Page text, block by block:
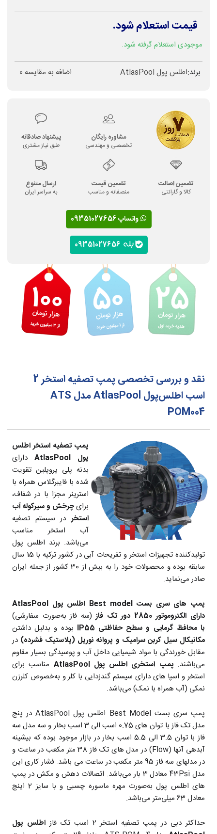
قیمت استعلام شود.
موجودی استعلام گرفته شود.
برند:اطلس پول AtlasPool اضافه به مقایسه 0
مشاوره رایگان
تخصصی و مهندسی
پیشنهاد صادقانه
طبق نیاز مشتری
تضمین اصالت
کالا و گارانتی
تضمین قیمت
منصفانه و مناسب
ارسال متنوع
به سراسر ایران
واتساپ 09351027656
نقد و بررسی تخصصی پمپ تصفیه استخر 2
اسب اطلس‌پول AtlasPool مدل ATS
POM004
پمپ تصفیه استخر اطلس
پول AtlasPool
دارای
بدنه پلی پروپلین تقویت
شده با فایبرگلاس همراه با
استرینر مجزا با در شفاف،
برایچرخش و سیرکوله آب
استخردر سیستم تصفیه
آب استخر مناسب
می‌باشد. برند اطلس پول
تولیدکننده تجهیزات استخر و تفریحات آبی در کشور ترکیه با 15 سال
سابقه بوده و محصولات خود را به بیش از 30 کشور از جمله ایران
صادر می‌نماید.
پمپ های سری بست Best model
اطلس پول AtlasPool
دارای الکتروموتور 2850 دور تک فاز
(سه فاز به‌صورت سفارشی)
با محافظ گرمایی و سطح حفاظتی IP55
بوده و بدلیل داشتن
مکانیکال سیل کربن سرامیک و پروانه نوریل (پلاستیک فشرده) در
مقابل خورندگی با مواد شیمیایی داخل آب و پوسیدگی بسیار مقاوم
می‌باشند. پمپ استخری اطلس پول AtlasPool
مناسب برای
استخر و اسپا های دارای سیستم گندزدایی با کلر و به‌خصوص کلرزن
نمکی (آب همراه با نمک) می‌باشد.
پمپ سری بست Best Model اطلس پول AtlasPool در پنج
مدل تک فاز با توان های 0.75 اسب الی 3 اسب بخار و سه مدل سه
فاز با توان 3.5 الی 5.5 اسب بخار در بازار موجود بوده که بیشینه
آبدهی آنها (Flow) در مدل های تک فاز 38 متر مکعب در ساعت و
در مدلهای سه فاز 95 متر مکعب در ساعت می باشد. فشار کاری این
مدل 43Psi معادل 3 بار می‌باشد. اتصالات دهش و مکش در پمپ
های اطلس پول به‌صورت مهره ماسوره چسبی و با سایز 2 اینچ
معادل 63 میلی‌متر می‌باشد.
حداکثر دبی در پمپ تصفیه استخر 2 اسب تک فاز
اطلس پول